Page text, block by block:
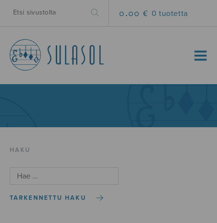
0.00 € 0 tuotetta
MENU
HAKU
TARKENNETTU HAKU